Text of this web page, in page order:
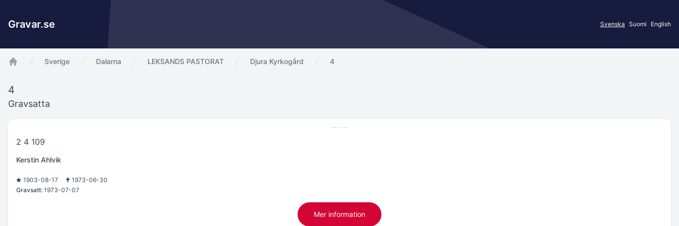
Gravar.se Svenska Suomi English
Sverige Dalarna LEKSANDS PASTORAT Djura Kyrkogård 4
4
Gravsatta
2 4 109
Kerstin Ahlvik
1903-08-17
1973-06-30
Gravsatt: 1973-07-07
Mer information